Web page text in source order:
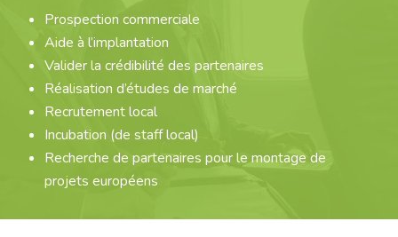
Prospection commerciale
Aide à l’implantation
Valider la crédibilité des partenaires
Réalisation d’études de marché
Recrutement local
Incubation (de staff local)
Recherche de partenaires pour le montage de
projets européens